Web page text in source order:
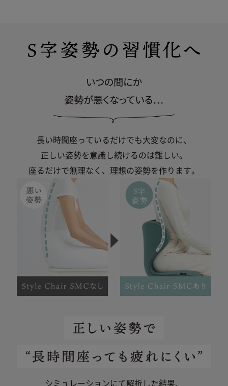
長い時間座っているだけでも大変なのに、
正しい姿勢を意識し続けるのは難しい。
座るだけで無理なく、理想の姿勢を作ります。
シミュレーションにて解析した結果、